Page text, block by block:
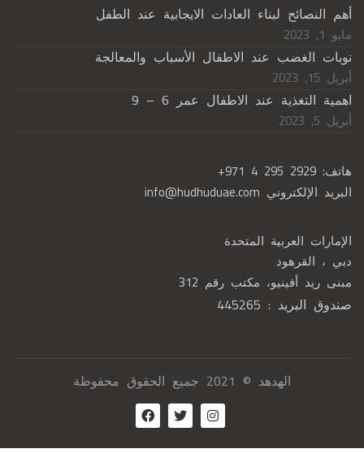
أهم النصائح لبناء العادات الايجابية عند الطفل
مايو 1, 2023
نوبات الغضب عند الاطفال الأسباب والمعالجة
أبريل 15, 2023
اهمية التغذية عند الاطفال عمر 6 – 9
أبريل 5, 2023
هاتف: +971 4 295 2929
البريد الإلكتروني info@hudhuduae.com
الإمارات العربية المتحدة
دبي ، القرهود
مبنى ريد أفينيو، مكتب رقم 312
صندوق البريد : 445265
الهدهد © 2021 جميع الحقوق محفوظة